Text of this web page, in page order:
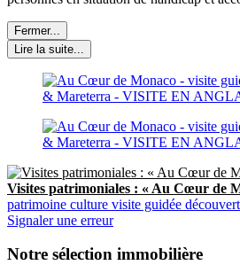
Fermer...
Lire la suite...
Visites patrimoniales : « Au Cœur de
patrimoine culture visite guidée
Signaler une erreur
Notre sélection immobilière